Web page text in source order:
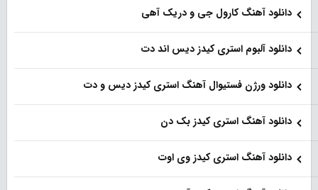
دانلود آهنگ کارول جی و دریک آهی
دانلود آلبوم استری کیدز دیس اند دت
دانلود ورژن فستیوال آهنگ استری کیدز دیس و دت
دانلود آهنگ استری کیدز بک دن
دانلود آهنگ استری کیدز وی اوت